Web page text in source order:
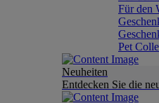
Für den
Pet
Neuheiten
Entdecken Sie die